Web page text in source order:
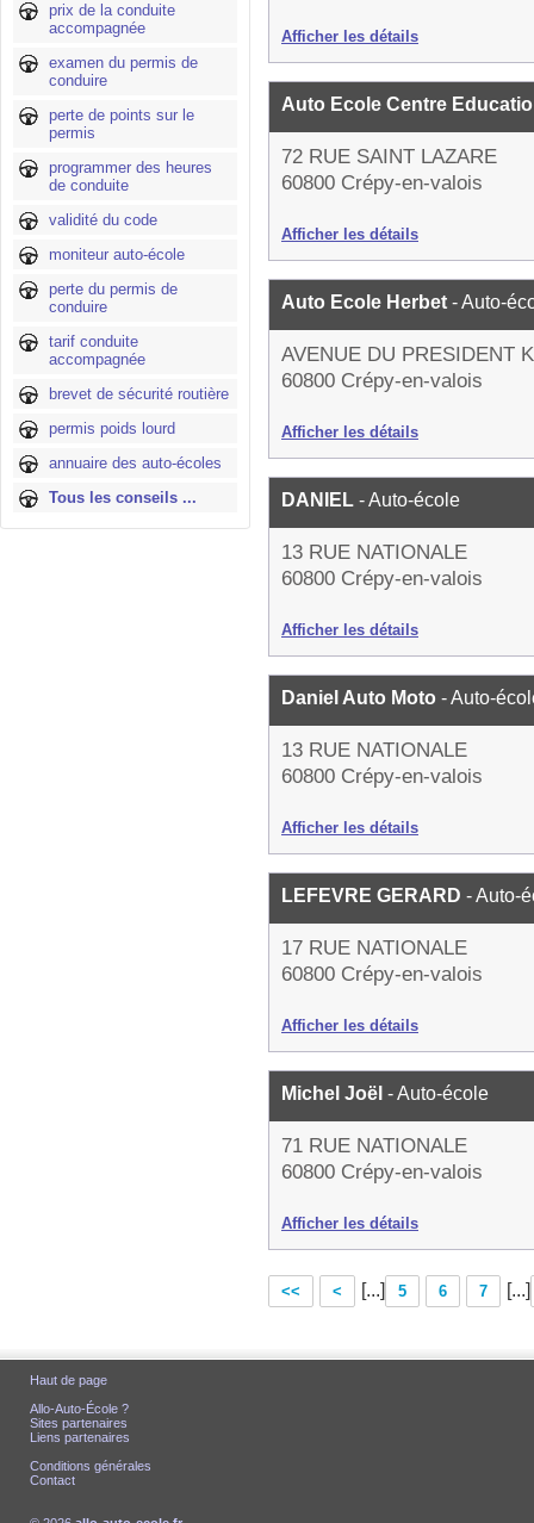
prix de la conduite
accompagnée
examen du permis de
conduire
perte de points sur le
permis
programmer des heures
de conduite
validité du code
moniteur auto-école
perte du permis de
conduire
tarif conduite
accompagnée
brevet de sécurité routière
permis poids lourd
annuaire des auto-écoles
Tous les conseils ...
Afficher les détails
Auto Ecole Centre
72 RUE SAINT LAZARE
60800 Crépy-en-valois
Afficher les détails
Auto Ecole Herbet - Auto-
AVENUE DU PRESIDENT
60800 Crépy-en-valois
Afficher les détails
DANIEL - Auto-école
13 RUE NATIONALE
60800 Crépy-en-valois
Afficher les détails
Daniel Auto Moto - Auto-
13 RUE NATIONALE
60800 Crépy-en-valois
Afficher les détails
LEFEVRE GERARD - Auto-
17 RUE NATIONALE
60800 Crépy-en-valois
Afficher les détails
Michel Joël - Auto-école
71 RUE NATIONALE
60800 Crépy-en-valois
Afficher les détails
<< < [...] 5 6 7 [...]
Haut de page
Allo-Auto-École ?
Sites partenaires
Liens partenaires
Conditions générales
Contact